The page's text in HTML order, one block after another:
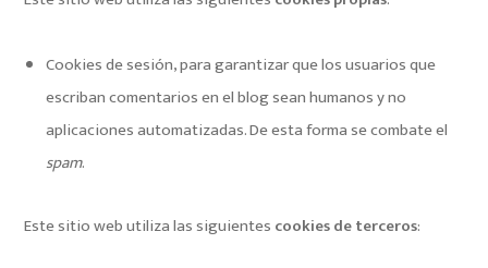
Cookies de sesión, para garantizar que los usuarios que
escriban comentarios en el blog sean humanos y no
aplicaciones automatizadas. De esta forma se combate el
spam.
Este sitio web utiliza las siguientes cookies de terceros: